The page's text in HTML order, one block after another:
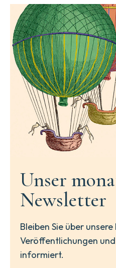
Unser
Newsletter
Bleiben Sie über
Veröffentlichungen
informiert.